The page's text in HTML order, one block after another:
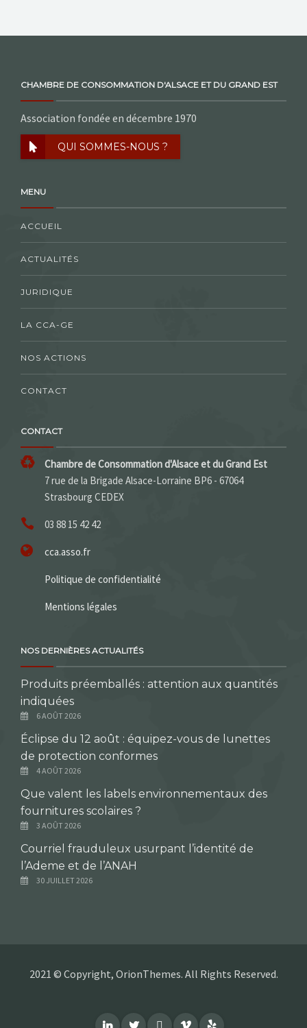
CHAMBRE DE CONSOMMATION D'ALSACE ET DU GRAND EST
Association fondée en décembre 1970
QUI SOMMES-NOUS ?
MENU
ACCUEIL
ACTUALITÉS
JURIDIQUE
LA CCA-GE
NOS ACTIONS
CONTACT
CONTACT
Chambre de Consommation d'Alsace et du Grand Est
7 rue de la Brigade Alsace-Lorraine BP6 - 67064
Strasbourg CEDEX
03 88 15 42 42
cca.asso.fr
Politique de confidentialité
Mentions légales
NOS DERNIÈRES ACTUALITÉS
Produits préemballés : attention aux quantités
indiquées
6 AOÛT 2026
Éclipse du 12 août : équipez-vous de lunettes
de protection conformes
4 AOÛT 2026
Que valent les labels environnementaux des
fournitures scolaires ?
3 AOÛT 2026
Courriel frauduleux usurpant l’identité de
l’Ademe et de l’ANAH
30 JUILLET 2026
2021 © Copyright, OrionThemes. All Rights Reserved.